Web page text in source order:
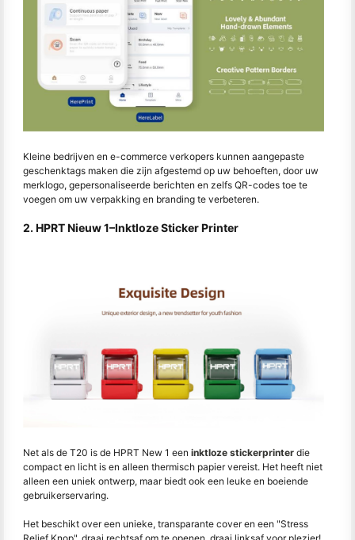
Kleine bedrijven en e-commerce verkopers kunnen aangepaste
geschenktags maken die zijn afgestemd op uw behoeften, door uw
merklogo, gepersonaliseerde berichten en zelfs QR-codes toe te
voegen om uw verpakking en branding te verbeteren.
2. HPRT Nieuw 1–Inktloze Sticker Printer
Net als de T20 is de HPRT New 1 een inktloze stickerprinter die
compact en licht is en alleen thermisch papier vereist. Het heeft niet
alleen een uniek ontwerp, maar biedt ook een leuke en boeiende
gebruikerservaring.
Het beschikt over een unieke, transparante cover en een "Stress